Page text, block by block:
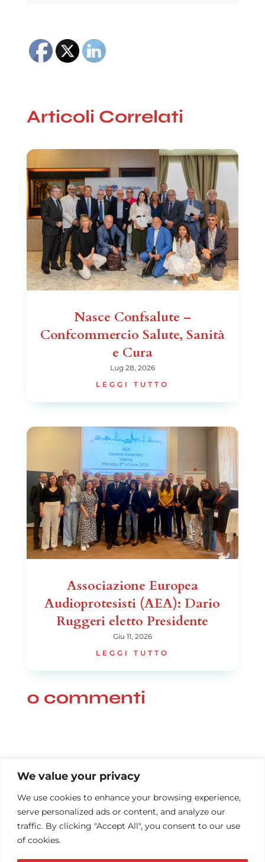
We value your privacy
We use cookies to enhance your browsing experience,
serve personalized ads or content, and analyze our
traffic. By clicking "Accept All", you consent to our use
of cookies.
Articoli Correlati
Nasce Confsalute –
Confcommercio Salute, Sanità
e Cura
Lug 28, 2026
LEGGI TUTTO
Associazione Europea
Audioprotesisti (AEA): Dario
Ruggeri eletto Presidente
Giu 11, 2026
LEGGI TUTTO
0 commenti